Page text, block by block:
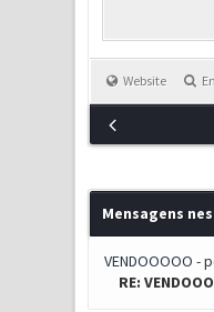
Website
Mensagens
VENDOOOOO -
RE: